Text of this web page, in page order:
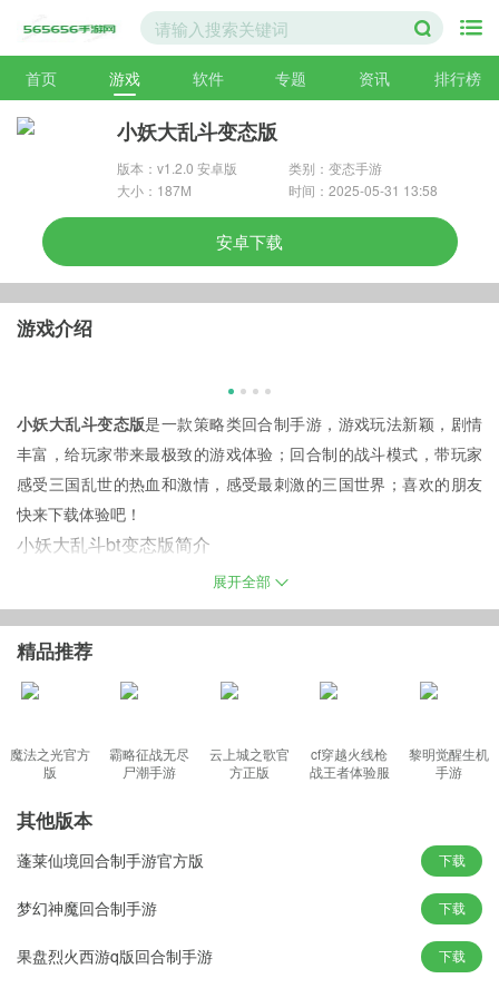
首页 游戏 软件 专题 资讯 排行榜
小妖大乱斗变态版
版本：v1.2.0 安卓版
类别：变态手游
大小：187M
时间：2025-05-31 13:58
安卓下载
游戏介绍
小妖大乱斗变态版是一款策略类回合制手游，游戏玩法新颖，剧情
丰富，给玩家带来最极致的游戏体验；回合制的战斗模式，带玩家
感受三国乱世的热血和激情，感受最刺激的三国世界；喜欢的朋友
快来下载体验吧！
小妖大乱斗bt变态版简介
独具特色的各种搞笑角色扮演，史上最烧脑的无敌策略卡牌让你感
世界。脑洞大开的趣味回合制战斗，尽享游戏带来的无穷乐趣。更
有专属的乱世武将技能，招招不同，人人各异，带你踏上鬼畜般的
三国世界。
小妖大乱斗变态版手游特色
1、天界、人间、地狱武将全新进化，千万邀约15位知名画师亲自操
2、首创无双RPG策略玩法，穿越三界，一招不慎，满盘皆输，挑逗
你的脑细胞
3、工会资源应有尽有!神将，神武器，各种宝物碎片……尽在军团商
店
展开全部
精品推荐
魔法之光官方
版
霸略征战无尽
尸潮手游
云上城之歌官
方正版
cf穿越火线枪
战王者体验服
黎明觉醒生机
手游
其他版本
蓬莱仙境回合制手游官方版 下载
梦幻神魔回合制手游 下载
果盘烈火西游q版回合制手游 下载